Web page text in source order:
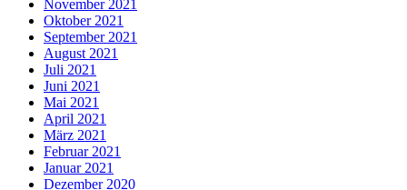
November 2021
Oktober 2021
September 2021
August 2021
Juli 2021
Juni 2021
Mai 2021
April 2021
März 2021
Februar 2021
Januar 2021
Dezember 2020